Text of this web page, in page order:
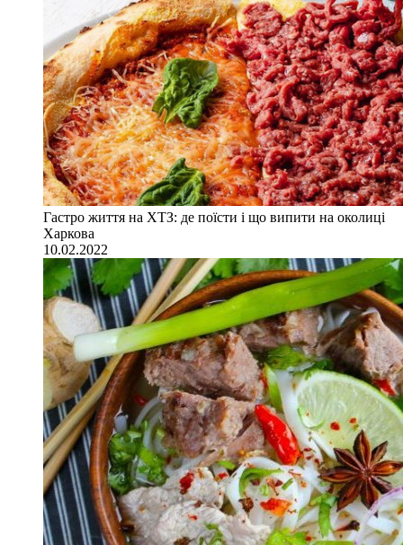
Гастро життя на ХТЗ: де поїсти і що випити на околиці
Харкова
10.02.2022